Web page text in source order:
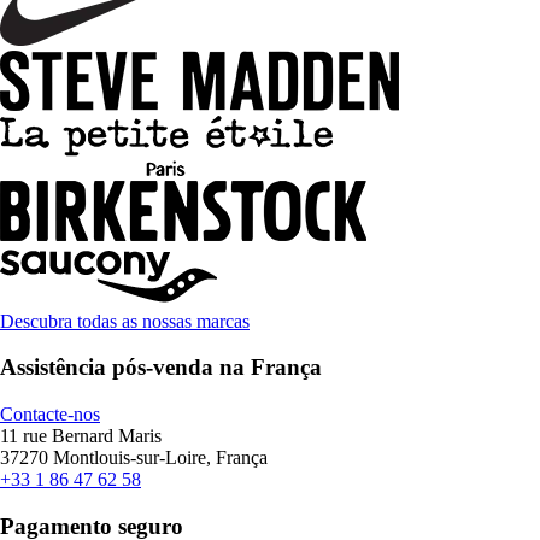
Descubra todas as nossas marcas
Assistência pós-venda na França
Contacte-nos
11 rue Bernard Maris
37270 Montlouis-sur-Loire, França
+33 1 86 47 62 58
Pagamento seguro